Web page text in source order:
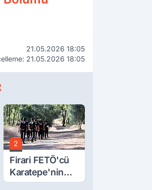
21.05.2026 18:05
21.05.2026 18:05
2
Firari FETÖ'cü
Karatepe'nin
Gösterdiği